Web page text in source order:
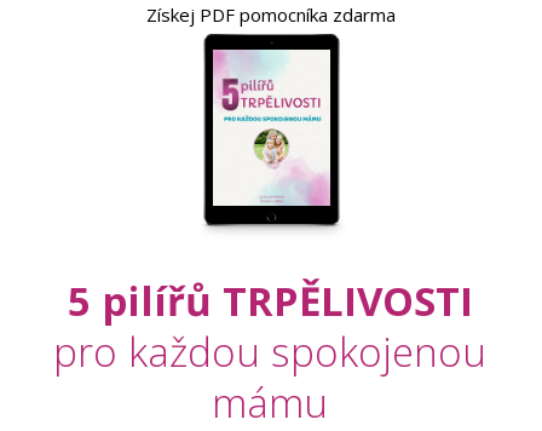
Získej PDF pomocníka zdarma
5 pilířů TRPĚLIVOSTI
pro každou spokojenou
mámu